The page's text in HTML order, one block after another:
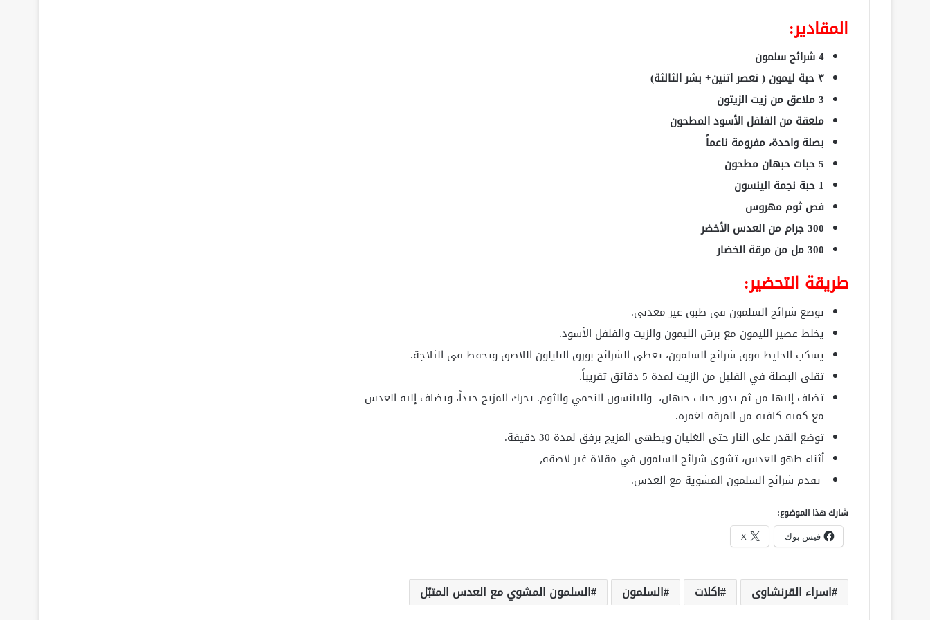
المقادير:
4 شرائح سلمون
٣ حبة ليمون ( نعصر اتنين+ بشر الثالثة)
3 ملاعق من زيت الزيتون
ملعقة من الفلفل الأسود المطحون
بصلة واحدة، مفرومة ناعماً
5 حبات حبهان مطحون
1 حبة نجمة الينسون
فص ثوم مهروس
300 جرام من العدس الأخضر
300 مل من مرقة الخضار
طريقة التحضير:
توضع شرائح السلمون في طبق غير معدني.
يخلط عصير الليمون مع برش الليمون والزيت والفلفل الأسود.
يسكب الخليط فوق شرائح السلمون، تغطى الشرائح بورق النايلون اللاصق وتحفظ في الثلاجة.
تقلى البصلة في القليل من الزيت لمدة 5 دقائق تقريباً.
تضاف إليها من ثم بذور حبات حبهان، واليانسون النجمي والثوم. يحرك المزيج جيداً، ويضاف إليه العدس
مع كمية كافية من المرقة لغمره.
توضع القدر على النار حتى الغليان ويطهى المزيج برفق لمدة 30 دقيقة.
أثناء طهو العدس، تشوى شرائح السلمون في مقلاة غير لاصقة٫
تقدم شرائح السلمون المشوية مع العدس.
شارك هذا الموضوع:
فيس بوك X
اسراء القرنشاوى اكلات السلمون السلمون المشوي مع العدس المتبّل